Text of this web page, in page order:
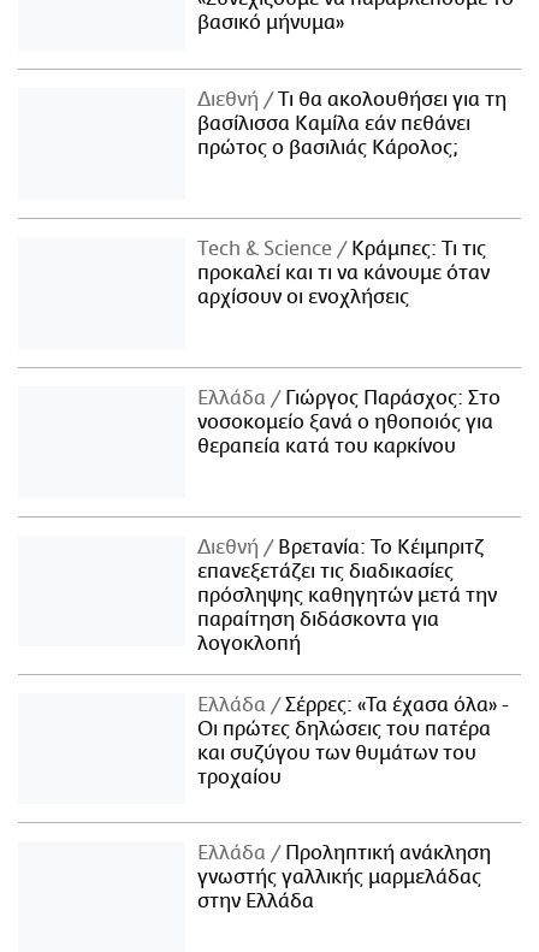
βασικό μήνυμα»
Διεθνή
Τι θα ακολουθήσει για τη
βασίλισσα Καμίλα εάν πεθάνει
πρώτος ο βασιλιάς Κάρολος;
Τech & Science
Κράμπες: Τι τις
προκαλεί και τι να κάνουμε όταν
αρχίσουν οι ενοχλήσεις
Ελλάδα
Γιώργος Παράσχος: Στο
νοσοκομείο ξανά ο ηθοποιός για
θεραπεία κατά του καρκίνου
Διεθνή
Βρετανία: Το Κέιμπριτζ
επανεξετάζει τις διαδικασίες
πρόσληψης καθηγητών μετά την
παραίτηση διδάσκοντα για
λογοκλοπή
Ελλάδα
Σέρρες: «Τα έχασα όλα» -
Οι πρώτες δηλώσεις του πατέρα
και συζύγου των θυμάτων του
τροχαίου
Ελλάδα
Προληπτική ανάκληση
γνωστής γαλλικής μαρμελάδας
στην Ελλάδα